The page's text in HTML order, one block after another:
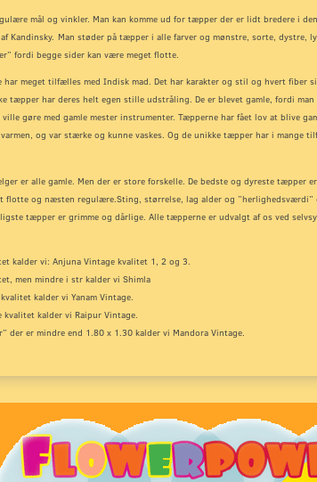
mål og vinkler. Man kan komme ud for tæpper der er lidt bredere i
Kandinsky. Man støder på tæpper i alle farver og mønstre, sorte, dystre,
fordi begge sider kan være meget flotte.
meget tilfælles med Indisk mad. Det har karakter og stil og hvert fiber
tæpper har deres helt egen stille udstråling. De er blevet gamle, fordi
gøre med gamle mester instrumenter. Tæpperne har fået lov at blive
og var stærke og kunne vaskes. Og de unikke tæpper har i
er alle gamle. Men der er store forskelle. De bedste og dyreste tæpper
flotte og næsten regulære.Sting, størrelse, lag alder og
tæpper er grimme og dårlige. Alle tæpperne er udvalgt af os ved
kalder vi: Anjuna Vintage kvalitet 1, 2 og 3.
men mindre i str kalder vi Shimla
kalder vi Yanam Vintage.
kvalitet kalder vi Raipur Vintage.
der er mindre end 1.80 x 1.30 kalder vi Mandora Vintage.